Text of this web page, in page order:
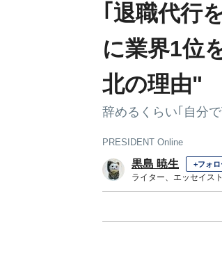
｢退職代行
に業界1位
北の理由"
辞めるくらい｢自分
PRESIDENT Online
黒島 暁生 +フォロ
ライター、エッセイスト